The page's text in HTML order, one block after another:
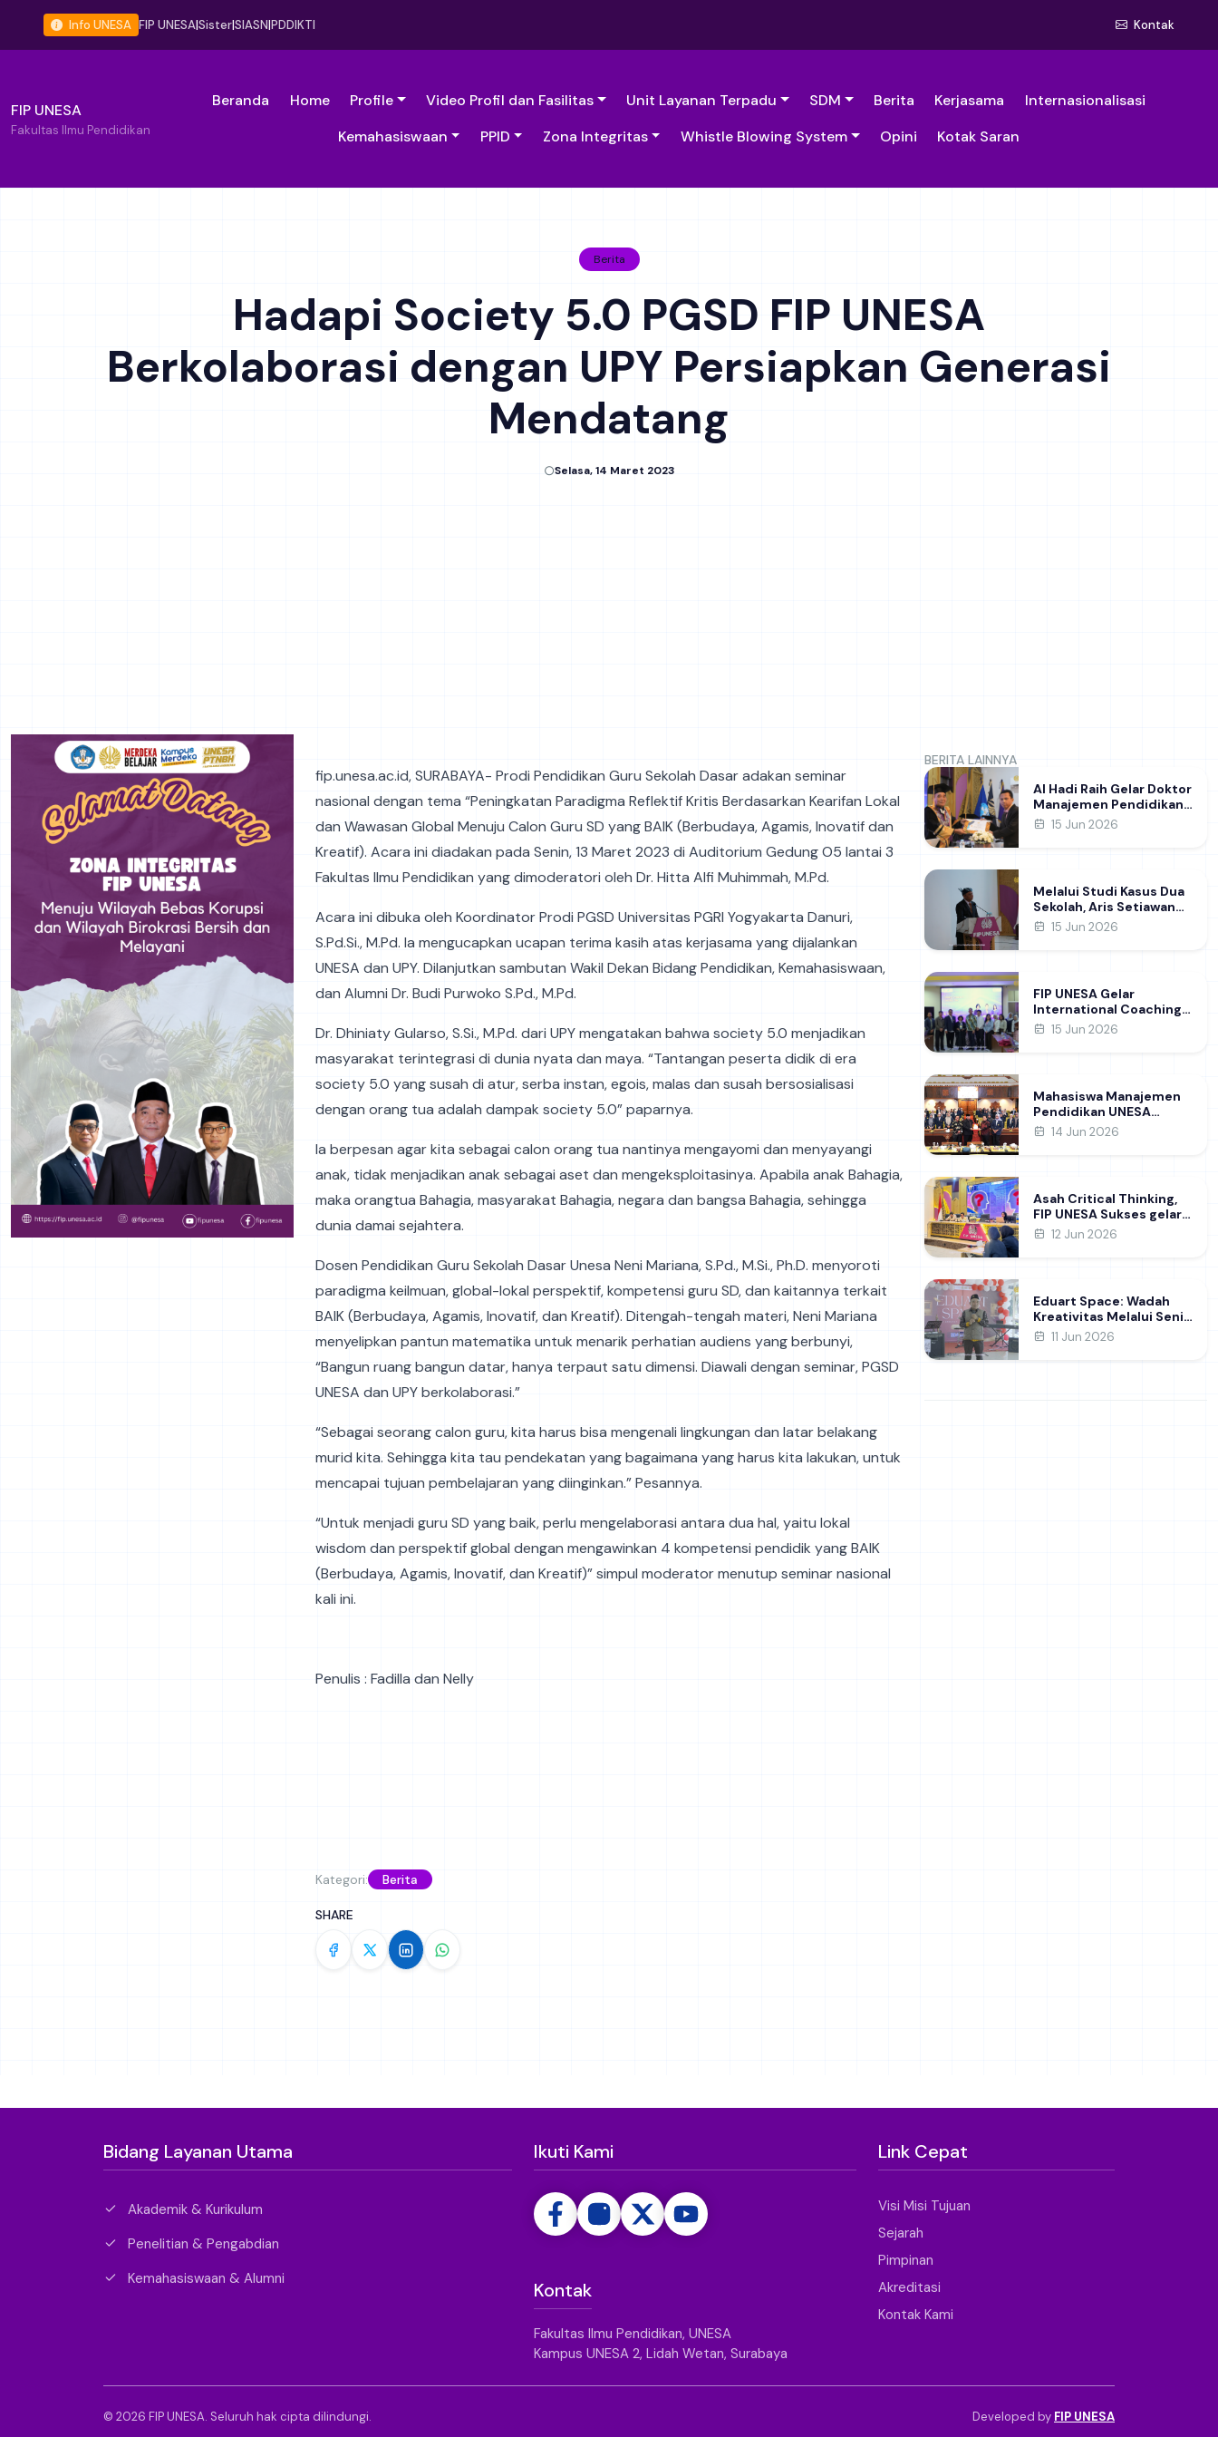
Info UNESA FIP UNESA|Sister|SIASN|PDDIKTI Kontak
FIP UNESA
Fakultas Ilmu Pendidikan
Beranda Home Profile Video Profil dan Fasilitas Unit Layanan Terpadu SDM Berita Kerjasama
Internasionalisasi
Kemahasiswaan
PPID Zona Integritas Whistle Blowing System Opini Kotak Saran
Berita
Hadapi Society 5.0 PGSD FIP UNESA
Berkolaborasi dengan UPY Persiapkan Generasi
Mendatang
Selasa, 14 Maret 2023
fip.unesa.ac.id, SURABAYA- Prodi Pendidikan Guru Sekolah Dasar adakan seminar
nasional dengan tema “Peningkatan Paradigma Reflektif Kritis Berdasarkan Kearifan Lokal
dan Wawasan Global Menuju Calon Guru SD yang BAIK (Berbudaya, Agamis, Inovatif dan
Kreatif). Acara ini diadakan pada Senin, 13 Maret 2023 di Auditorium Gedung O5 lantai 3
Fakultas Ilmu Pendidikan yang dimoderatori oleh Dr. Hitta Alfi Muhimmah, M.Pd.
Acara ini dibuka oleh Koordinator Prodi PGSD Universitas PGRI Yogyakarta Danuri,
S.Pd.Si., M.Pd. Ia mengucapkan ucapan terima kasih atas kerjasama yang dijalankan
UNESA dan UPY. Dilanjutkan sambutan Wakil Dekan Bidang Pendidikan, Kemahasiswaan,
dan Alumni Dr. Budi Purwoko S.Pd., M.Pd.
Dr. Dhiniaty Gularso, S.Si., M.Pd. dari UPY mengatakan bahwa society 5.0 menjadikan
masyarakat terintegrasi di dunia nyata dan maya. “Tantangan peserta didik di era
society 5.0 yang susah di atur, serba instan, egois, malas dan susah bersosialisasi
dengan orang tua adalah dampak society 5.0” paparnya.
Ia berpesan agar kita sebagai calon orang tua nantinya mengayomi dan menyayangi
anak, tidak menjadikan anak sebagai aset dan mengeksploitasinya. Apabila anak Bahagia,
maka orangtua Bahagia, masyarakat Bahagia, negara dan bangsa Bahagia, sehingga
dunia damai sejahtera.
Dosen Pendidikan Guru Sekolah Dasar Unesa Neni Mariana, S.Pd., M.Si., Ph.D. menyoroti
paradigma keilmuan, global-lokal perspektif, kompetensi guru SD, dan kaitannya terkait
BAIK (Berbudaya, Agamis, Inovatif, dan Kreatif). Ditengah-tengah materi, Neni Mariana
menyelipkan pantun matematika untuk menarik perhatian audiens yang berbunyi,
“Bangun ruang bangun datar, hanya terpaut satu dimensi. Diawali dengan seminar, PGSD
UNESA dan UPY berkolaborasi.”
“Sebagai seorang calon guru, kita harus bisa mengenali lingkungan dan latar belakang
murid kita. Sehingga kita tau pendekatan yang bagaimana yang harus kita lakukan, untuk
mencapai tujuan pembelajaran yang diinginkan.” Pesannya.
“Untuk menjadi guru SD yang baik, perlu mengelaborasi antara dua hal, yaitu lokal
wisdom dan perspektif global dengan mengawinkan 4 kompetensi pendidik yang BAIK
(Berbudaya, Agamis, Inovatif, dan Kreatif)” simpul moderator menutup seminar nasional
kali ini.
Penulis : Fadilla dan Nelly
Kategori: Berita
SHARE
BERITA LAINNYA
Al Hadi Raih Gelar Doktor
Manajemen Pendidikan
FIP UNESA melalui Riset
Guru
15 Jun 2026
Melalui Studi Kasus Dua
Sekolah, Aris Setiawan
Raih Gelar Doktor di FIP
Manajemen
15 Jun 2026
FIP UNESA Gelar
International Coaching
Clinic Bersama Pakar
Thailand, Kupas Strategi
SDG 4
15 Jun 2026
Mahasiswa Manajemen
Pendidikan UNESA
Kunjungi DPRD Jatim,
Kebijakan Pendidikan
14 Jun 2026
Asah Critical Thinking,
FIP UNESA Sukses gelar
NUDC dan KDMI 2026
12 Jun 2026
Eduart Space: Wadah
Kreativitas Melalui Seni
dan Prakarya
11 Jun 2026
Bidang Layanan Utama
Akademik & Kurikulum
Penelitian & Pengabdian
Kemahasiswaan & Alumni
Ikuti Kami
Kontak
Fakultas Ilmu Pendidikan, UNESA
Kampus UNESA 2, Lidah Wetan, Surabaya
Link Cepat
Visi Misi Tujuan
Sejarah
Pimpinan
Akreditasi
Kontak Kami
© 2026 FIP UNESA. Seluruh hak cipta dilindungi. Developed by FIP UNESA